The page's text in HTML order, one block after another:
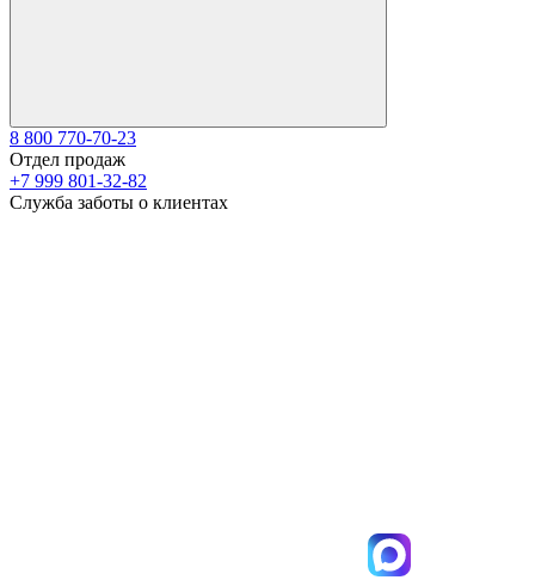
8 800 770-70-23
Отдел продаж
+7 999 801-32-82
Служба заботы о клиентах